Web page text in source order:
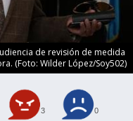
de revisión de medida
(Foto: Wilder López/Soy502)
3 0